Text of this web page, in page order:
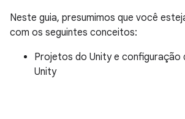
Neste guia, presumimos que você
com os seguintes conceitos:
Projetos do Unity e configuração
Unity